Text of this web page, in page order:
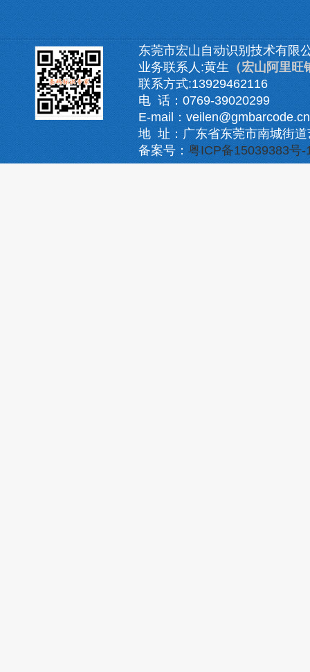
东莞市宏山自动识别技术有限
业务联系人:黄生 （宏山阿里旺
联系方式:13929462116
电 话：0769-39020299
E-mail：veilen@gmbarcode.cn
地 址：广东省东莞市南城街
备案号： 粤ICP备15039383号-